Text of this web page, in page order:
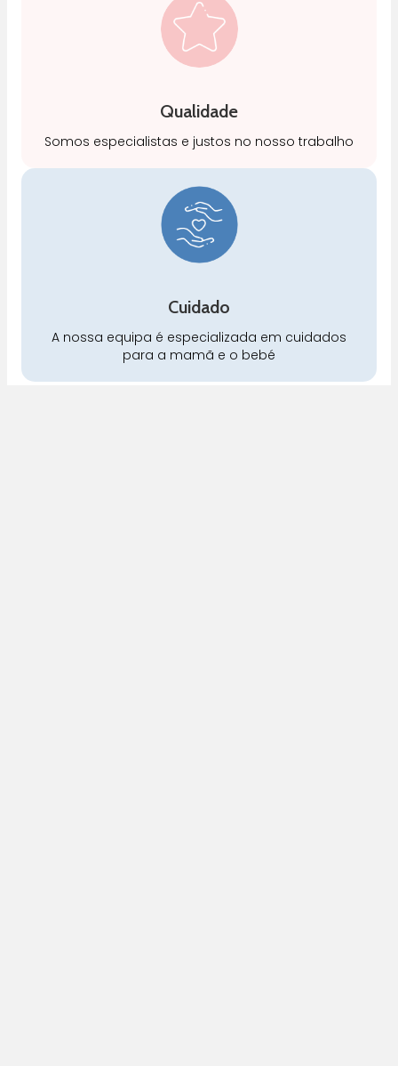
Qualidade
Somos especialistas e justos no nosso trabalho
Cuidado
A nossa equipa é especializada em cuidados
para a mamã e o bebé